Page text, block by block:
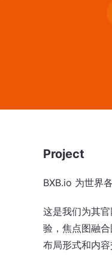
Project
BXB.io 为世界
这是我们为其
验，焦点图融
布局形式和内